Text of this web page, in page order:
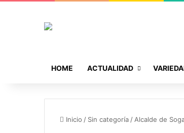
HOME ACTUALIDAD
Inicio / Sin categoría / Alcalde de